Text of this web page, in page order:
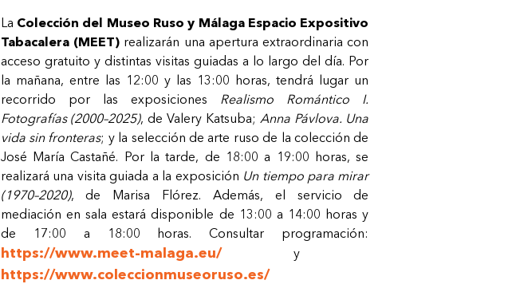
La Colección del Museo Ruso y Málaga Espacio Expositivo
Tabacalera (MEET)realizarán una apertura extraordinaria con
acceso gratuito y distintas visitas guiadas a lo largo del día. Por
la mañana, entre las 12:00 y las 13:00 horas, tendrá lugar un
recorrido por las exposiciones Realismo Romántico
I.
Fotografías (2000–2025), de Valery Katsuba; Anna Pávlova. Una
vida sin fronteras; y la selección de arte ruso de la colección de
José MaríaCastañé. Por la tarde, de 18:00 a 19:00 horas, se
realizará una visita guiada a la exposición Un tiempo para mirar
(1970–2020), de Marisa Flórez. Además, el servicio de
mediación en sala estará disponible de 13:00 a 14:00 horas y
de 17:00 a 18:00 horas. Consultar programación:
https://www.meet-malaga.eu/y
https://www.coleccionmuseoruso.es/